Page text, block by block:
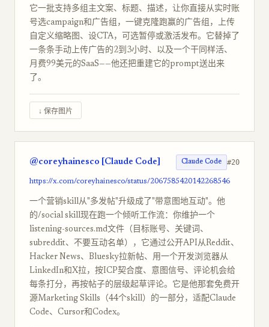
它一批支持多组主文案、标题、描述，让你直接从实时账
号选campaign和广告组，一键克隆跑赢的广告组，上传
自定义缩略图、设CTA，可选暂停或激活发布。它替掉了
一条条手动上传广告的2到3小时、以及一个干同样活、
月费99美元的SaaS——他还把重建它的prompt送出来
了。
↓ 保存图片
@coreyhainesco [Claude Code] Claude Code #20
https://x.com/coreyhainesco/status/2067585420142268546
一个营销skill从"多发帖"升级成了"带意图地互动"。他
的/social skill现在跑一个倾听工作流：你维护一个
listening-sources.md文件（目标账号、关键词、
subreddit、不要互动名单），它通过公开API从Reddit、
Hacker News、Bluesky拉新帖、用一个开发浏览器从
LinkedIn和X拉，按ICP契合度、意图信号、评论机会给
每条打分，再按帖子的层级起草评论。它是他那套免费开
源Marketing Skills（44个skill）的一部分，适配Claude
Code、Cursor和Codex。